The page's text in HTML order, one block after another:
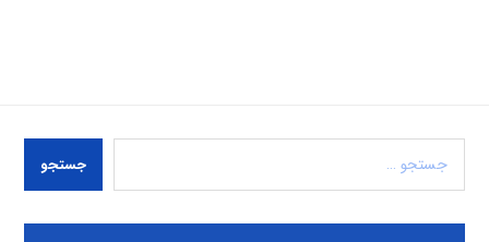
جستجو